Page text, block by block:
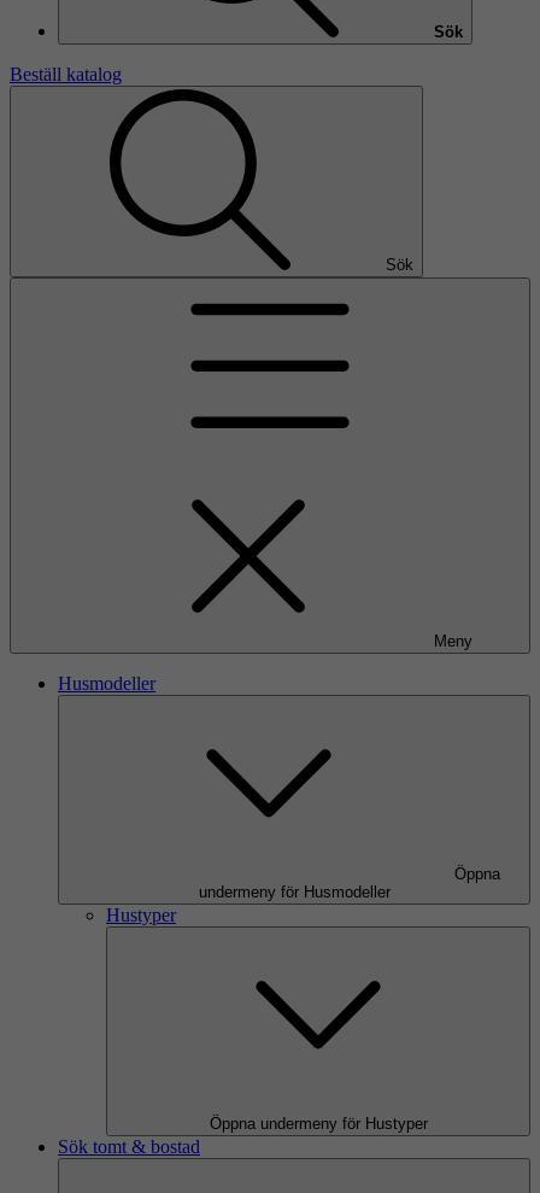
Sök
Beställ katalog
Sök
Meny
Husmodeller
Öppna
undermeny för Husmodeller
Hustyper
Öppna undermeny för Hustyper
Sök tomt & bostad